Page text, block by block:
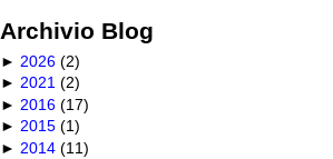
Archivio Blog
► 2026 (2)
►2021 (2)
► 2016 (17)
►2015 (1)
► 2014 (11)